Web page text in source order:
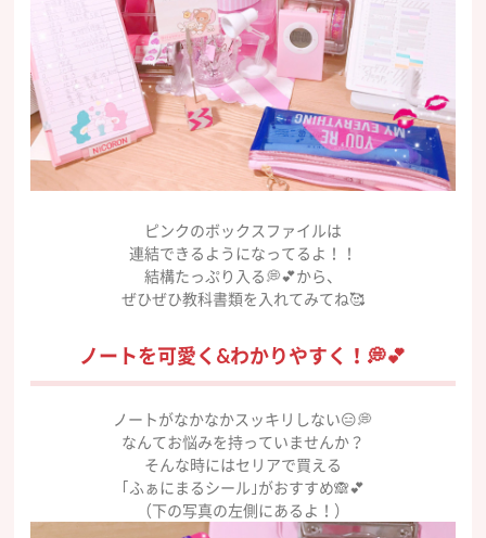
ピンクのボックスファイルは
連結できるようになってるよ！！
結構たっぷり入る💭💕から、
ぜひぜひ教科書類を入れてみてね🥰
ノートを可愛く&わかりやすく！💭💕
ノートがなかなかスッキリしない😑💭
なんてお悩みを持っていませんか？
そんな時にはセリアで買える
｢ふぁにまるシール｣がおすすめ🙈💕
（下の写真の左側にあるよ！）